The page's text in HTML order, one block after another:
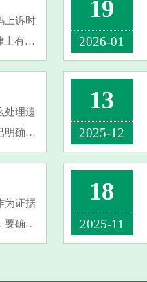
上诉时
上有明
审举证
19
2026-01
处理遗
明确分
，让法
13
2025-12
为证据
要确保
通过截
18
2025-11